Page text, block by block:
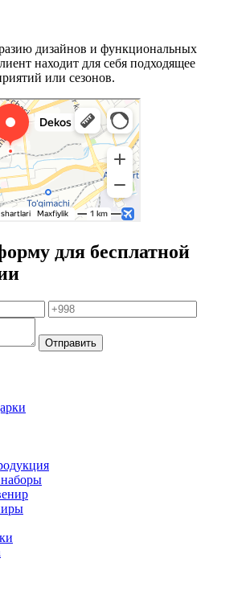
дизайнов и функциональных
находит для себя подходящее
или сезонов.
для бесплатной
Отправить